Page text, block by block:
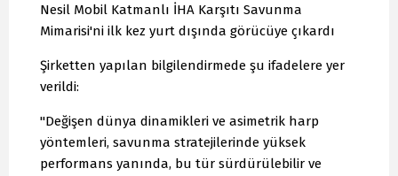
Nesil Mobil Katmanlı İHA Karşıtı Savunma
Mimarisi'ni ilk kez yurt dışında görücüye çıkardı
Şirketten yapılan bilgilendirmede şu ifadelere yer
verildi:
"Değişen dünya dinamikleri ve asimetrik harp
yöntemleri, savunma stratejilerinde yüksek
performans yanında, bu tür sürdürülebilir ve